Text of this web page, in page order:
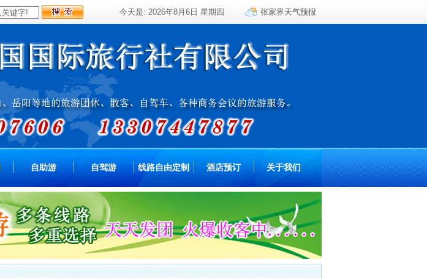
今天是: 2026年8月6日 星期四 张家界天气预报
自助游 自驾游 线路自由定制 酒店预订 关于我们